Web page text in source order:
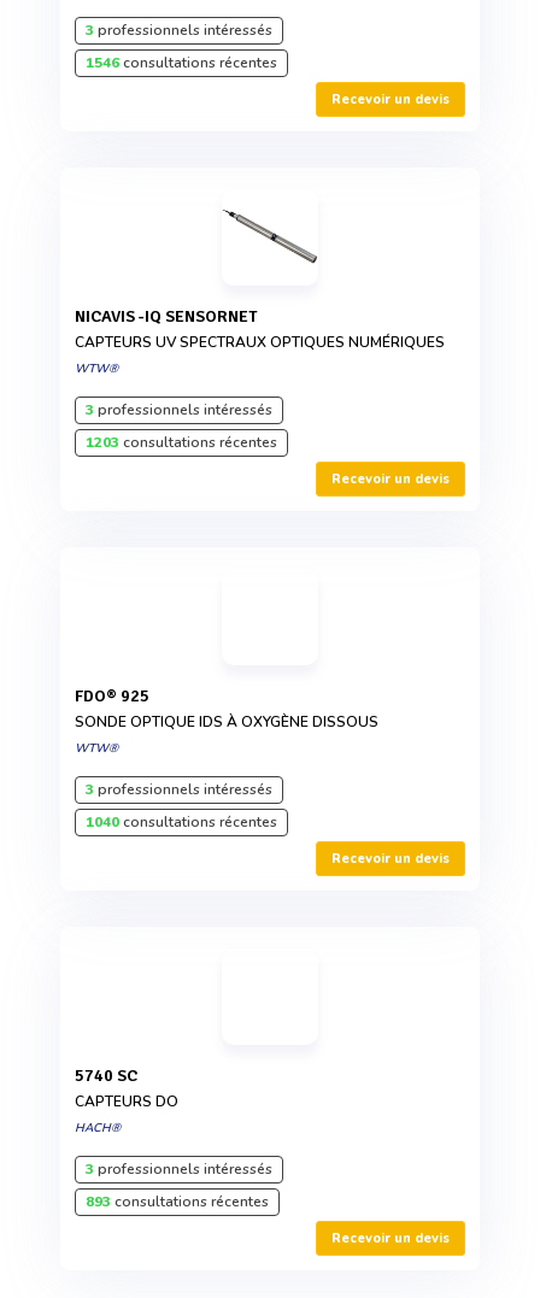
3 professionnels intéressés
1546consultations récentes
Recevoir un devis
NICAVIS -IQ SENSORNET
CAPTEURS UV SPECTRAUX OPTIQUES NUMÉRIQUES
WTW®
3 professionnels intéressés
1203 consultations récentes
Recevoir un devis
FDO® 925
SONDE OPTIQUE IDS À OXYGÈNE DISSOUS
WTW®
3 professionnels intéressés
1040consultations récentes
Recevoir un devis
5740 SC
CAPTEURS DO
HACH®
3 professionnels intéressés
893 consultations récentes
Recevoir un devis